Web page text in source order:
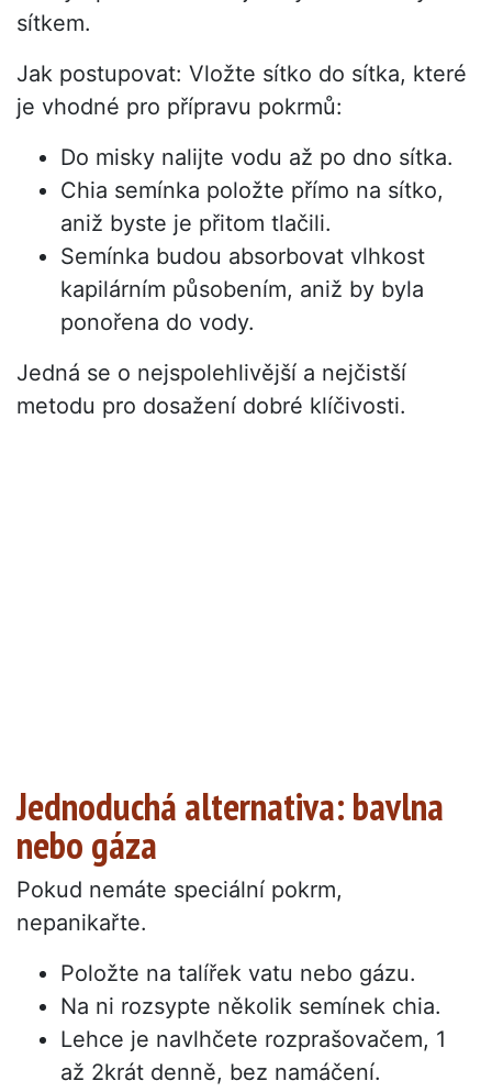
sítkem.
Jak postupovat: Vložte sítko do sítka, které
je vhodné pro přípravu pokrmů:
Do misky nalijte vodu až po dno sítka.
Chia semínka položte přímo na sítko,
aniž byste je přitom tlačili.
Semínka budou absorbovat vlhkost
kapilárním působením, aniž by byla
ponořena do vody.
Jedná se o nejspolehlivější a nejčistší
metodu pro dosažení dobré klíčivosti.
Jednoduchá alternativa: bavlna
nebo gáza
Pokud nemáte speciální pokrm,
nepanikařte.
Položte na talířek vatu nebo gázu.
Na ni rozsypte několik semínek chia.
Lehce je navlhčete rozprašovačem, 1
až 2krát denně, bez namáčení.